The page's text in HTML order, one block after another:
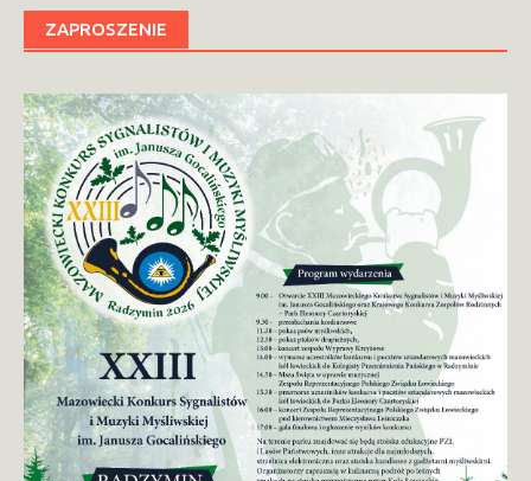
ZAPROSZENIE